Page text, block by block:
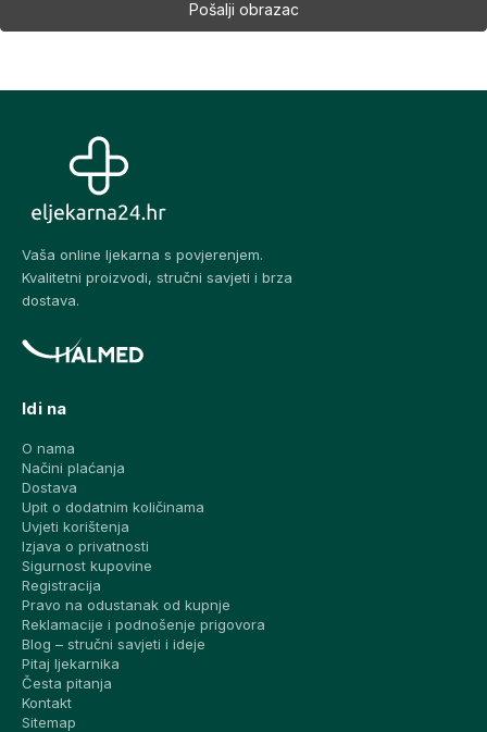
Vaša online ljekarna s povjerenjem.
Kvalitetni proizvodi, stručni savjeti i brza
dostava.
Idi na
O nama
Načini plaćanja
Dostava
Upit o dodatnim količinama
Uvjeti korištenja
Izjava o privatnosti
Sigurnost kupovine
Registracija
Pravo na odustanak od kupnje
Reklamacije i podnošenje prigovora
Blog – stručni savjeti i ideje
Pitaj ljekarnika
Česta pitanja
Kontakt
Sitemap